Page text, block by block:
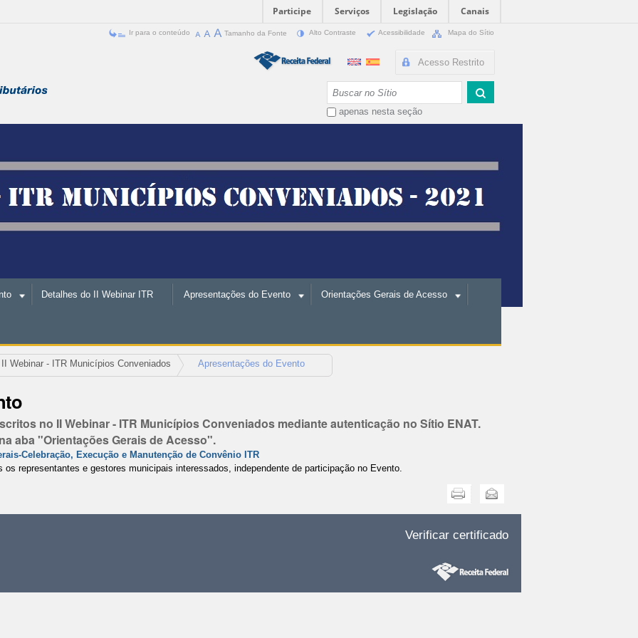
Participe Serviços Legislação
Canais
Ir para o conteúdo Tamanho da Fonte Alto Contraste Acessibilidade Mapa do Sítio
Acesso Restrito
apenas nesta seção
Detalhes do II Webinar ITR Apresentações do Evento Orientações Gerais de Acesso
II Webinar - ITR Municípios Conveniados Apresentações do Evento
no II Webinar - ITR Municípios Conveniados mediante autenticação no Sítio ENAT.
aba "Orientações Gerais de Acesso".
Celebração, Execução e Manutenção de Convênio ITR
representantes e gestores municipais interessados, independente de participação no Evento.
Enviar
Verificar certificado